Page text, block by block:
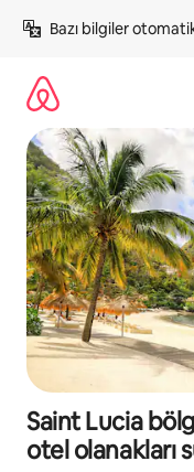
atla
Bazı bilgiler
Saint Lucia
otel olanakları